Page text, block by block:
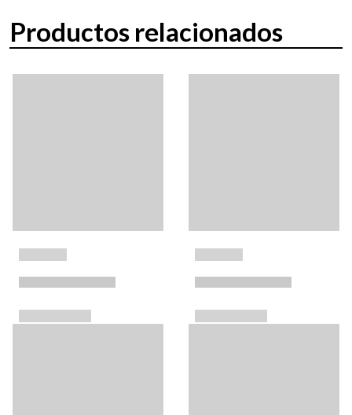
Productos relacionados